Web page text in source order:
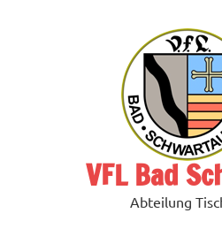
VFL Bad
Abteilung